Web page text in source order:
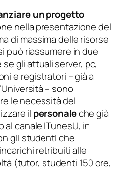
un progetto
nella presentazione del
di massima delle risorse
può riassumere in due
gli attuali server, pc,
e registratori – già a
– sono
le necessità del
il personaleche già
canale ITunesU, in
gli studenti che
retribuiti alle
(tutor, studenti 150 ore,